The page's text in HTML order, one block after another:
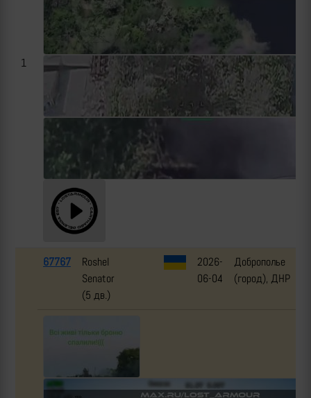
1
67767
Roshel
Senator
(5 дв.)
2026-
06-04
Доброполье
(город), ДНР